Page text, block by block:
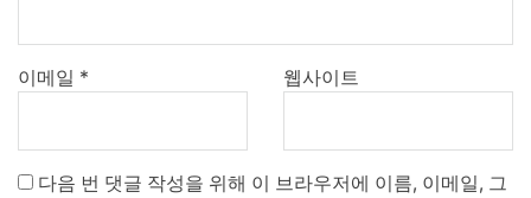
이메일 * 웹사이트
다음 번 댓글 작성을 위해 이 브라우저에 이름, 이메일, 그